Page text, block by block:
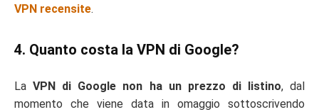
VPN recensite.
4. Quanto costa la VPN di Google?
La VPN di Google non ha un prezzo di listino, dal
momento che viene data in omaggio sottoscrivendo